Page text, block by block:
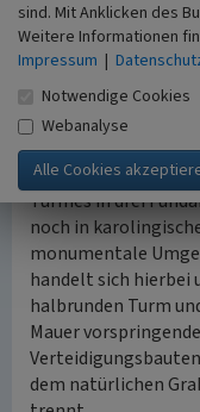
beschränken muss.
Die ersten
Die ersten
Karolingerzeit ab um
Sperrmauer, von der
Turmes in drei
noch in
monumentale
handelt sich hierbei
halbrunden Turm
Mauer
dem natürlichen
sind. Mit Anklicken des
Weitere Informationen
Impressum |
Notwendige Cookies
Webanalyse